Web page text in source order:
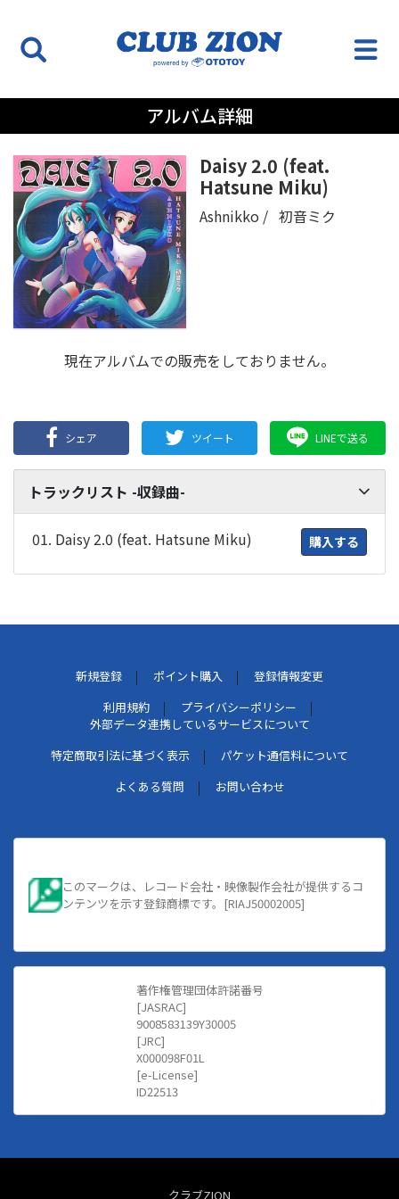
アルバム詳細
Daisy 2.0 (feat.
Hatsune Miku)
Ashnikko 初音ミク
現在アルバムでの販売をしておりません。
シェア ツイート LINEで送る
トラックリスト -収録曲-
01. Daisy 2.0 (feat. Hatsune Miku) 購入する
新規登録 ポイント購入
登録情報変更
利用規約
プライバシーポリシー
外部データ連携しているサービスについて
特定商取引法に基づく表示
パケット通信料について
よくある質問
お問い合わせ
このマークは、レコード会社・映像製作会社が提供するコ
ンテンツを示す登録商標です。[RIAJ50002005]
著作権管理団体許諾番号
[JASRAC]
9008583139Y30005
[JRC]
X000098F01L
[e-License]
ID22513
クラブZION